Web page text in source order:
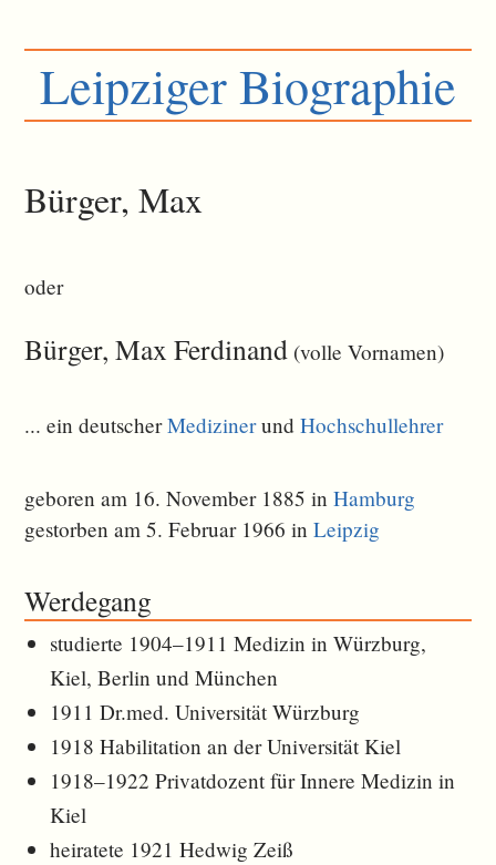
Leipziger Biographie
Bürger, Max
oder
Bürger, Max Ferdinand (volle Vornamen)
... ein deutscherMedizinerundHochschullehrer
geboren am 16. November 1885 inHamburg
gestorben am 5. Februar 1966 inLeipzig
Werdegang
studierte 1904–1911 Medizin in Würzburg,
Kiel, Berlin und München
1911 Dr.med. Universität Würzburg
1918 Habilitation an der Universität Kiel
1918–1922 Privatdozent für Innere Medizin in
Kiel
heiratete 1921 Hedwig Zeiß